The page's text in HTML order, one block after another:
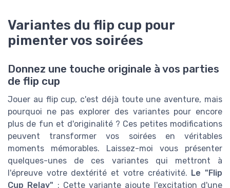
Variantes du flip cup pour
pimenter vos soirées
Donnez une touche originale à vos parties
de flip cup
Jouer au flip cup, c'est déjà toute une aventure, mais
pourquoi ne pas explorer des variantes pour encore
plus de fun et d'originalité ? Ces petites modifications
peuvent transformer vos soirées en véritables
moments mémorables. Laissez-moi vous présenter
quelques-unes de ces variantes qui mettront à
l'épreuve votre dextérité et votre créativité. Le "Flip
Cup Relay" : Cette variante ajoute l'excitation d'une